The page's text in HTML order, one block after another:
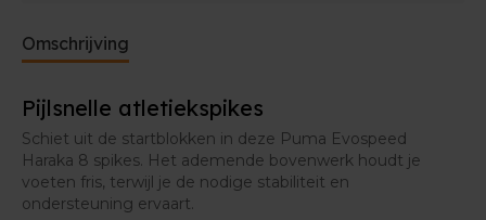
Omschrijving
Pijlsnelle atletiekspikes
Schiet uit de startblokken in deze Puma Evospeed
Haraka 8 spikes. Het ademende bovenwerk houdt je
voeten fris, terwijl je de nodige stabiliteit en
ondersteuning ervaart.